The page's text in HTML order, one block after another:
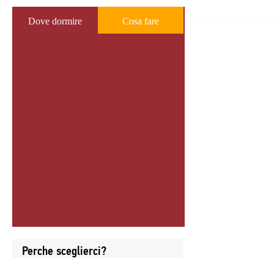
Dove dormire Cosa fare
Perche sceglierci?